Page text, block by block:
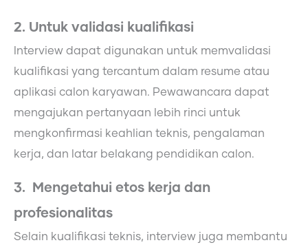
2. Untuk validasi kualifikasi
Interview dapat digunakan untuk memvalidasi
kualifikasi yang tercantum dalam resume atau
aplikasi calon karyawan. Pewawancara dapat
mengajukan pertanyaan lebih rinci untuk
mengkonfirmasi keahlian teknis, pengalaman
kerja, dan latar belakang pendidikan calon.
3. Mengetahui etos kerja dan
profesionalitas
Selain kualifikasi teknis, interview juga membantu